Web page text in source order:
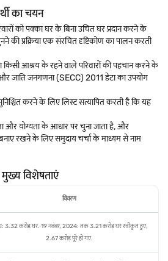
का चयन
को पक्का घर के बिना उचित घर प्रदान करने के
की प्रक्रिया एक संरचित दृष्टिकोण का पालन करती
किसी आश्रय के रहने वाले परिवारों की पहचान करने के
जाति जनगणना (SECC) 2011 डेटा का उपयोग
करने के लिए लिस्ट सत्यापित करती है कि यह
और योग्यता के आधार पर चुना जाता है, और
बनाए रखने के लिए समुदाय चर्चा के माध्यम से नाम
विशेषताएं
विवरण
3.32 करोड़ घर. 19 नवंबर, 2024: तक 3.21 करोड़ घर स्वीकृत हुए,
2.67 करोड़ पूरे हो गए.